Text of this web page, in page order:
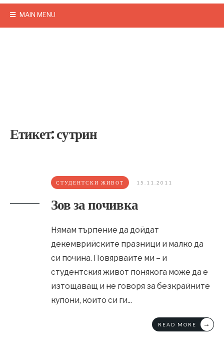
MAIN MENU
Етикет:сутрин
СТУДЕНТСКИ ЖИВОТ 15.11.2011
Зов за почивка
Нямам търпение да дойдат
декемврийските празници и малко да
си почина. Повярвайте ми – и
студентския живот понякога може да е
изтощаващ и не говоря за безкрайните
купони, които си ги...
READ MORE →